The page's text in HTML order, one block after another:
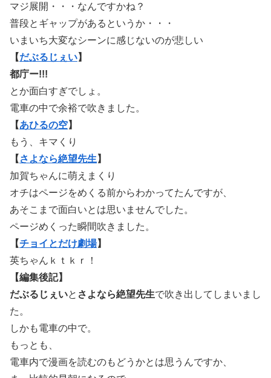
マジ展開・・・なんですかね？
普段とギャップがあるというか・・・
いまいち大変なシーンに感じないのが悲しい
【だぶるじぇい】
都庁ー!!!
とか面白すぎでしょ。
電車の中で余裕で吹きました。
【あひるの空】
もう、キマくり
【 さよなら絶望先生 】
加賀ちゃんに萌えまくり
オチはページをめくる前からわかってたんですが、
あそこまで面白いとは思いませんでした。
ページめくった瞬間吹きました。
【チョイとだけ劇場】
英ちゃんｋｔｋｒ！
【編集後記】
だぶるじぇいと さよなら絶望先生で吹き出してしまいまし
た。
しかも電車の中で。
もっとも、
電車内で漫画を読むのもどうかとは思うんですか、